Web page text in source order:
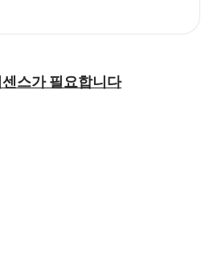
스가 필요합니다